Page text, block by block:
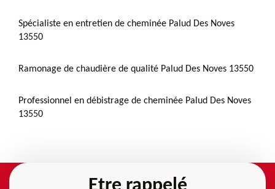
Spécialiste en entretien de cheminée Palud Des Noves
13550
Ramonage de chaudière de qualité Palud Des Noves 13550
Professionnel en débistrage de cheminée Palud Des Noves
13550